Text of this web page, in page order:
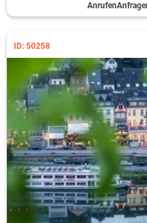
Anrufen
ID: 50258